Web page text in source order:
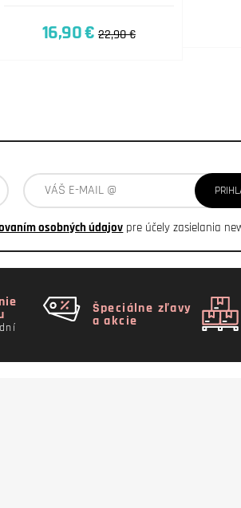
16,90 € 22,90 €
osobných údajov pre účely zasielania
Špeciálne zľavy
a akcie